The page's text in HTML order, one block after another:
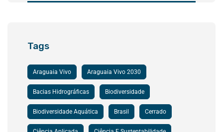
Tags
Araguaia Vivo Araguaia Vivo 2030
Bacias Hidrográficas Biodiversidade
Biodiversidade Aquática Brasil Cerrado